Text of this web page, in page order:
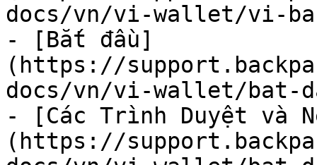
docs/vn/vi-wallet/vi-
- [Bắt đầu]
(https://
docs/vn/vi-wallet/bat-
- [Các Trình Duyệt và
(https://